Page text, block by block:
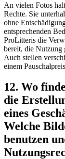
An vielen Fotos
Rechte. Sie
ohne
entsprechenden
ProLitteris die
bereit, die Nutzung
Auch stellen
einem
12. Wo
die
eines
Welche
benutzen